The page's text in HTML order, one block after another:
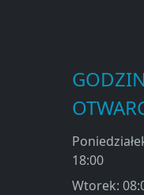
18:00
Wtorek: